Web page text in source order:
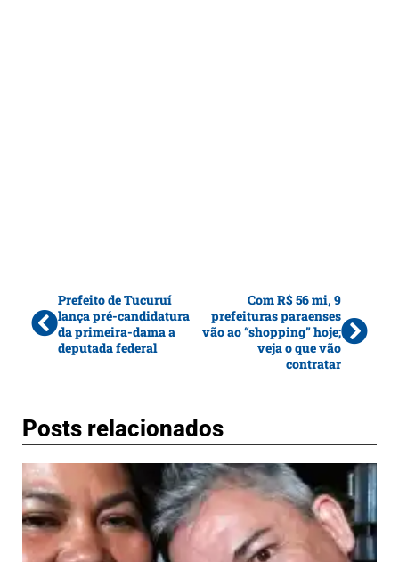
Prefeito de Tucuruí
lança pré-candidatura
da primeira-dama a
deputada federal
Com R$ 56 mi, 9
prefeituras paraenses
vão ao “shopping” hoje;
veja o que vão
contratar
Posts relacionados